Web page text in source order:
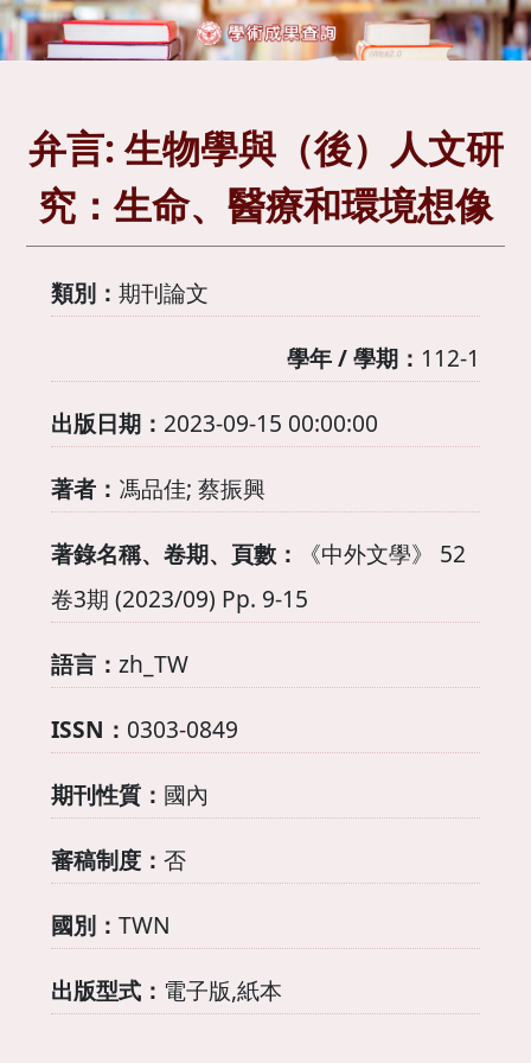
弁言: 生物學與（後）人文研
究：生命、醫療和環境想像
類別： 期刊論文
學年 / 學期： 112-1
出版日期： 2023-09-15 00:00:00
著者： 馮品佳; 蔡振興
著錄名稱、卷期、頁數：
《中外文學》 52
卷3期 (2023/09) Pp. 9-15
語言： zh_TW
ISSN： 0303-0849
期刊性質： 國內
審稿制度： 否
國別： TWN
出版型式： 電子版,紙本